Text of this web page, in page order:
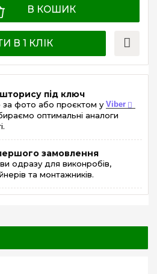
В КОШИК
В 1 КЛІК
під ключ
фото або проєктом у Viber
оптимальні аналоги
замовлення
одразу для виконробів,
та монтажників.